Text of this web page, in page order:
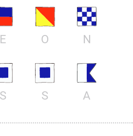
E O N
S S A